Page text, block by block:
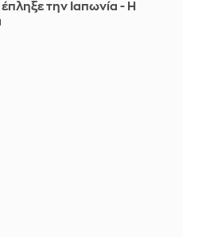
την Ιαπωνία - Η